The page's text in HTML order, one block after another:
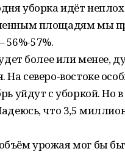
уборка идёт
площадям мы
57%.
более или менее,
На северо-востоке
уйдут с уборкой. Но
что 3,5
урожая мог бы